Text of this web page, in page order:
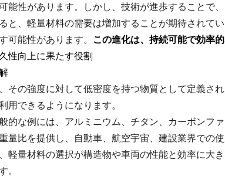
能性があります。しかし、技術が進歩することで
と、軽量材料の需要は増加することが期待されて
可能性があります。 この進化は、持続可能で効率
性向上に果たす役割
その強度に対して低密度を持つ物質として定義さ
用できるようになります。
的な例には、アルミニウム、チタン、カーボンフ
量比を提供し、自動車、航空宇宙、建設業界での使
軽量材料の選択が構造物や車両の性能と効率に大
。